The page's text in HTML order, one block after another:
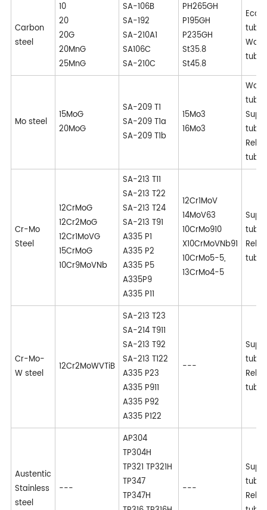
Carbon
steel
10
20
20G
20MnG
25MnG
SA-106B
SA-192
SA-210A1
SA106C
SA-210C
PH265GH
P195GH
P235GH
St35.8
St45.8
tube
tube
Mo steel
15MoG
20MoG
SA-209 T1
SA-209 T1a
SA-209 T1b
15Mo3
16Mo3
tube
tube
tube
Cr-Mo
Steel
12CrMoG
12Cr2MoG
12Cr1MoVG
15CrMoG
10Cr9MoVNb
SA-213 T11
SA-213 T22
SA-213 T24
SA-213 T91
A335 P1
A335 P2
A335 P5
A335P9
A335 P11
12Cr1MoV
14MoV63
10CrMo910
X10CrMoVNb91
10CrMo5-5,
13CrMo4-5
tube
tube
Cr-Mo-
W steel
12Cr2MoWVTiB
SA-213 T23
SA-214 T911
SA-213 T92
SA-213 T122
A335 P23
A335 P911
A335 P92
A335 P122
---
tube
tube
Austentic
Stainless
steel
---
AP304
TP304H
TP321 TP321H
TP347
TP347H
---
tube